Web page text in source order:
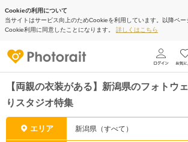
Cookieの利用について
当サイトはサービス向上のためCookieを利用しています。以降ペー
Cookie利用に同意したことになります。 詳しくはこちら
【両親の衣装がある】新潟県のフォトウ
りスタジオ特集
エリア 新潟県（すべて）